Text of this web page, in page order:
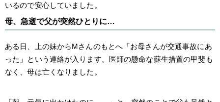
いるので安心していました。
母、急逝で父が突然ひとりに…
ある日、上の妹からMさんのもとへ「お母さんが交通事故にあ
った」という連絡が入ります。医師の懸命な蘇生措置の甲斐も
なく、母は亡くなりました。